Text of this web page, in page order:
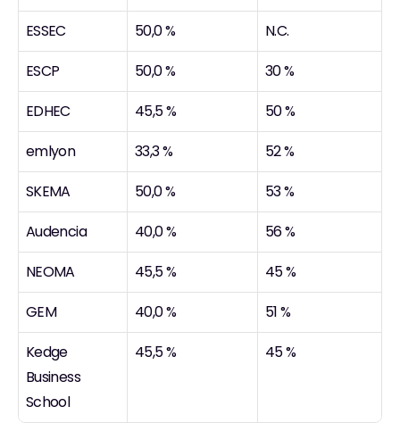
ESSEC
50,0 %
N.C.
ESCP
50,0 %
30 %
EDHEC
45,5 %
50 %
emlyon
33,3 %
52 %
SKEMA
50,0 %
53 %
Audencia
40,0 %
56 %
NEOMA
45,5 %
45 %
GEM
40,0 %
51 %
Kedge
Business
School
45,5 % 45 %